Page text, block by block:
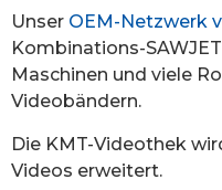
Unser OEM-Netzwerk
Kombinations-
Maschinen und viele
Videobändern.
Die KMT-Videothek
Videos erweitert.